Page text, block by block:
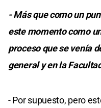
- Más que como un
este momento como
proceso que se venía
general y en la
- Por supuesto, pero